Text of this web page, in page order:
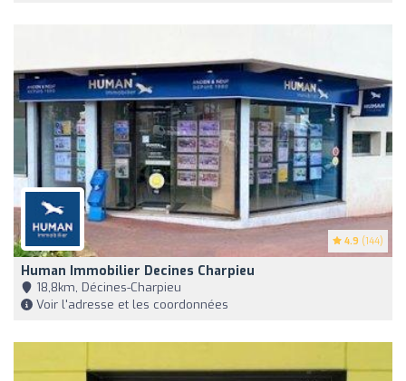
4.9 (144)
Human Immobilier Decines Charpieu
18,8km, Décines-Charpieu
Voir l'adresse et les coordonnées